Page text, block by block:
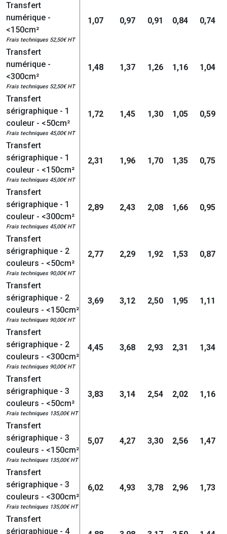
Transfert
numérique -
<150cm²
Frais techniques 52,50€ HT
1,07 0,97 0,91 0,84 0,74
Transfert
numérique -
<300cm²
Frais techniques 52,50€ HT
1,48 1,37 1,26 1,16 1,04
Transfert
sérigraphique - 1
couleur - <50cm²
Frais techniques 45,00€ HT
1,72 1,45 1,30 1,05 0,59
Transfert
sérigraphique - 1
couleur - <150cm²
Frais techniques 45,00€ HT
2,31 1,96 1,70 1,35 0,75
Transfert
sérigraphique - 1
couleur - <300cm²
Frais techniques 45,00€ HT
2,89 2,43 2,08 1,66 0,95
Transfert
sérigraphique - 2
couleurs - <50cm²
Frais techniques 90,00€ HT
2,77 2,29 1,92 1,53 0,87
Transfert
sérigraphique - 2
couleurs - <150cm²
Frais techniques 90,00€ HT
3,69 3,12 2,50 1,95 1,11
Transfert
sérigraphique - 2
couleurs - <300cm²
Frais techniques 90,00€ HT
4,45 3,68 2,93 2,31 1,34
Transfert
sérigraphique - 3
couleurs - <50cm²
Frais techniques 135,00€ HT
3,83 3,14 2,54 2,02 1,16
Transfert
sérigraphique - 3
couleurs - <150cm²
Frais techniques 135,00€ HT
5,07 4,27 3,30 2,56 1,47
Transfert
sérigraphique - 3
couleurs - <300cm²
Frais techniques 135,00€ HT
6,02 4,93 3,78 2,96 1,73
Transfert
sérigraphique - 4